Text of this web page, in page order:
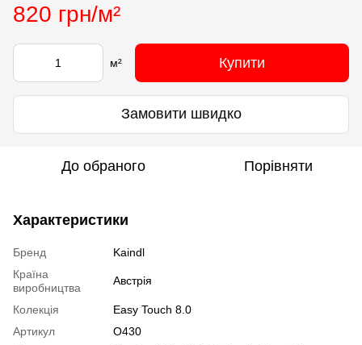
820 грн/м²
м² Купити
Замовити швидко
До обраного Порівняти
Характеристики
Бренд
Kaindl
Країна
виробництва
Австрія
Колекція
Easy Touch 8.0
Артикул
O430